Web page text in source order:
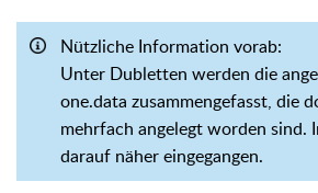
Nützliche Information vorab:
Unter Dubletten werden die
one.data zusammengefasst, die
mehrfach angelegt worden sind.
darauf näher eingegangen.